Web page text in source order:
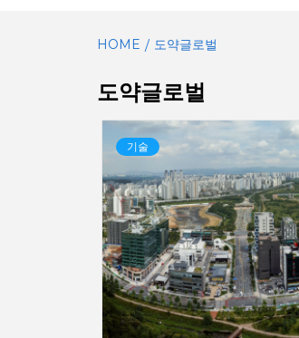
HOME 도약글로벌
도약글로벌
기술